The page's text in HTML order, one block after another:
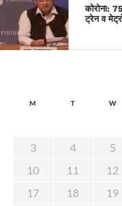
कोरोना:
ट्रेन व
M T W
3
4 5
10
11 12
17
18 19